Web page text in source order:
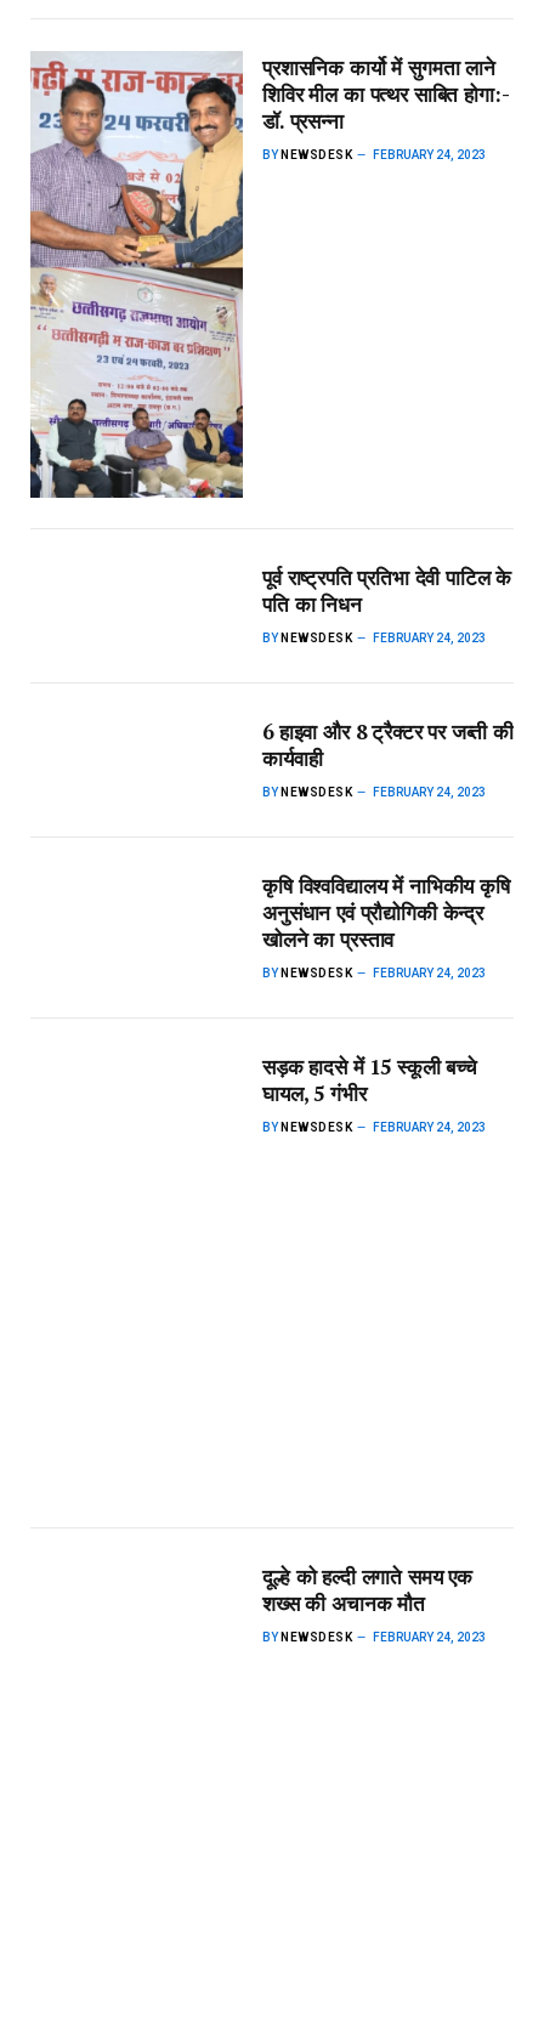
प्रशासनिक कार्यो में सुगमता लाने
शिविर मील का पत्थर साबित होगा:-
डॉ. प्रसन्ना
BY NEWSDESK FEBRUARY 24, 2023
पूर्व राष्ट्रपति प्रतिभा देवी पाटिल के
पति का निधन
BY NEWSDESK FEBRUARY 24, 2023
6 हाइवा और 8 ट्रैक्टर पर जब्ती की
कार्यवाही
BY NEWSDESK FEBRUARY 24, 2023
कृषि विश्वविद्यालय में नाभिकीय कृषि
अनुसंधान एवं प्रौद्योगिकी केन्द्र
खोलने का प्रस्ताव
BY NEWSDESK FEBRUARY 24, 2023
सड़क हादसे में 15 स्कूली बच्चे
घायल, 5 गंभीर
BY NEWSDESK FEBRUARY 24, 2023
दूल्हे को हल्दी लगाते समय एक
शख्स की अचानक मौत
BY NEWSDESK FEBRUARY 24, 2023